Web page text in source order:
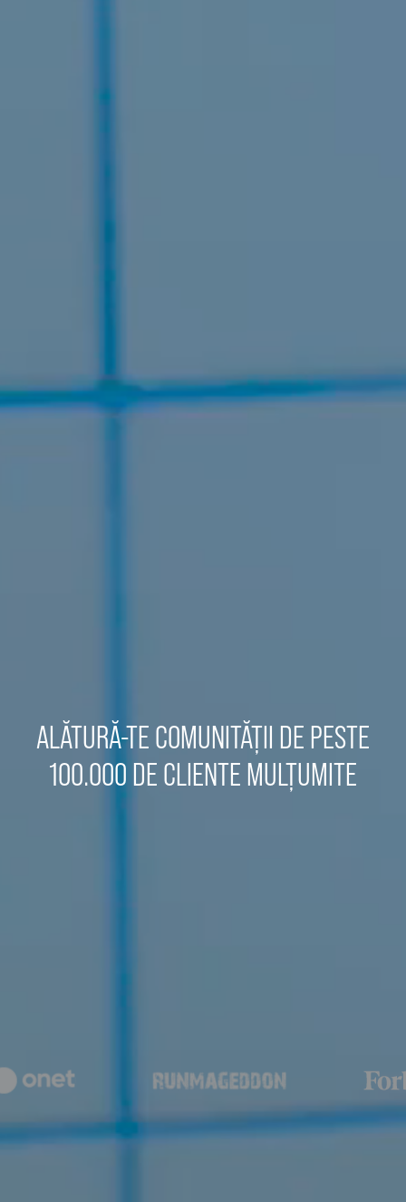
ALĂTURĂ-TE COMUNITĂȚII DE PESTE
100.000 DE CLIENTE MULȚUMITE